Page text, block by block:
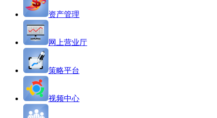
资产管理
网上营业厅
策略平台
视频中心